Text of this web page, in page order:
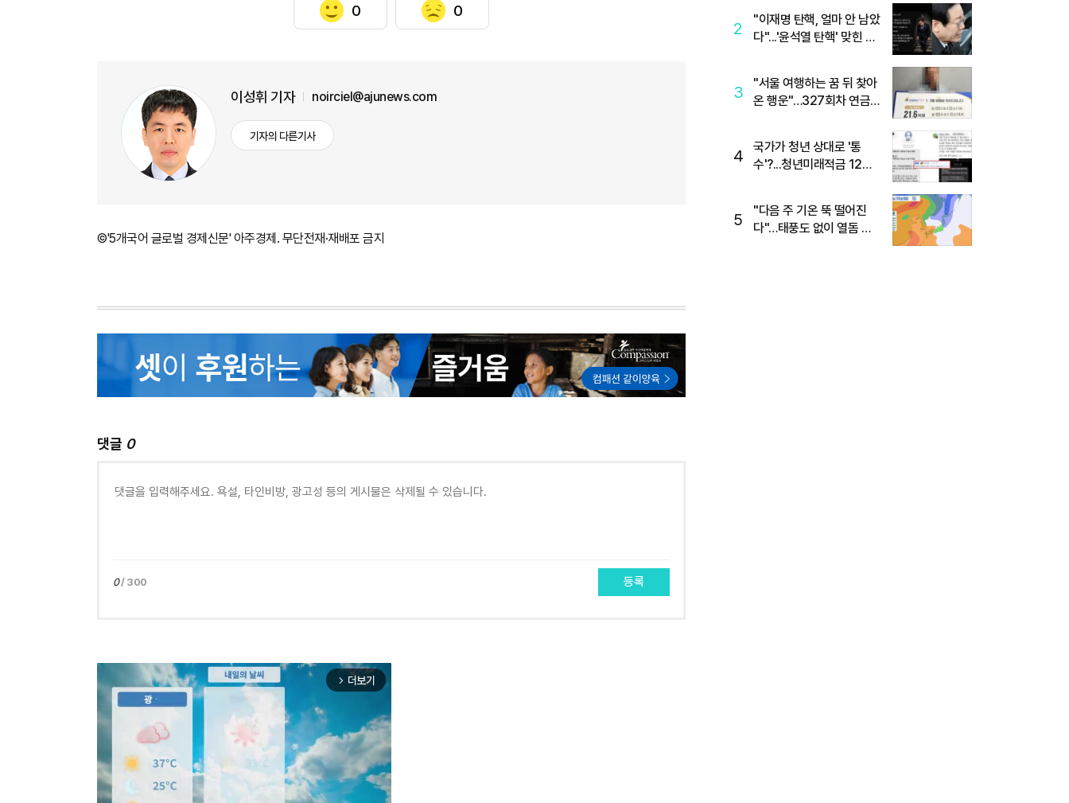
0 0
이성휘 기자 noirciel@ajunews.com
기자의 다른기사
©'5개국어 글로벌 경제신문' 아주경제. 무단전재·재배포 금지
댓글 0
0/ 300 등록
arrow_forward_ios 더보기
2
"이재명 탄핵, 얼마 안 남았
다"...'윤석열 탄핵' 맞힌 무
3
"서울 여행하는 꿈 뒤 찾아
온 행운"…327회차 연금
4
국가가 청년 상대로 '통
수'?...청년미래적금 12%
5
"다음 주 기온 뚝 떨어진
다"…태풍도 없이 열돔 박